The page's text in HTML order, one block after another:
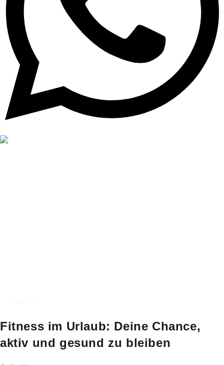
Fitness im Urlaub: Deine Chance,
aktiv und gesund zu bleiben